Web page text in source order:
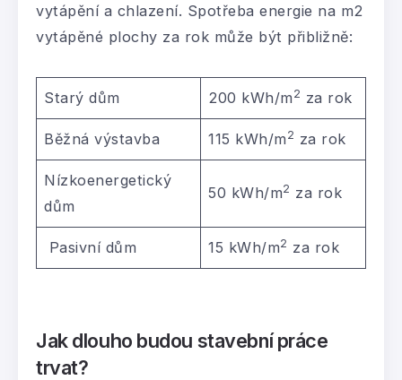
vytápění a chlazení. Spotřeba energie na m2
vytápěné plochy za rok může být přibližně:
Starý dům 200 kWh/m 2 za rok
Běžná výstavba 115 kWh/m 2 za rok
Nízkoenergetický
dům
50 kWh/m2 za rok
Pasivní dům 15 kWh/m2 za rok
Jak dlouho budou stavební práce
trvat?